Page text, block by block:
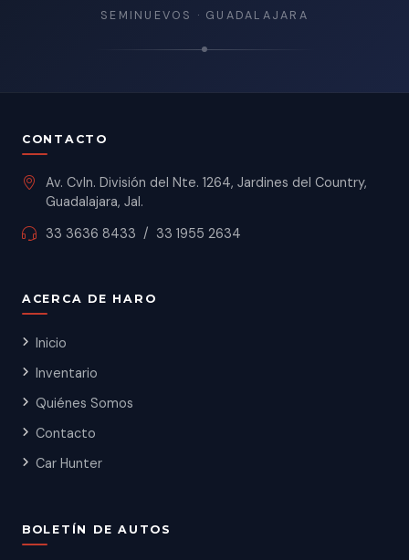
SEMINUEVOS · GUADALAJARA
CONTACTO
Av. Cvln. División del Nte. 1264, Jardines del Country,
Guadalajara, Jal.
33 3636 8433 / 33 1955 2634
ACERCA DE HARO
Inicio
Inventario
Quiénes Somos
Contacto
Car Hunter
BOLETÍN DE AUTOS